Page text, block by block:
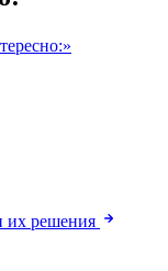
их решения